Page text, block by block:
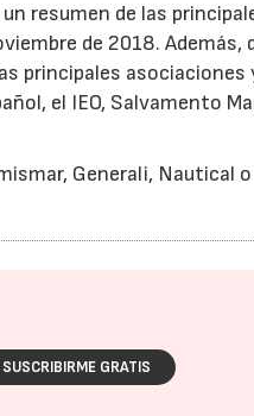
resumen de las
de 2018. Además,
principales asociaciones
el IEO, Salvamento
Generali, Nautical o
SUSCRIBIRME GRATIS